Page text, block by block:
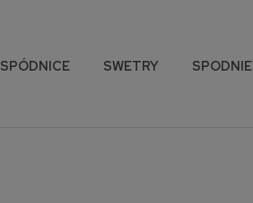
SPÓDNICE SWETRY SPODNIE